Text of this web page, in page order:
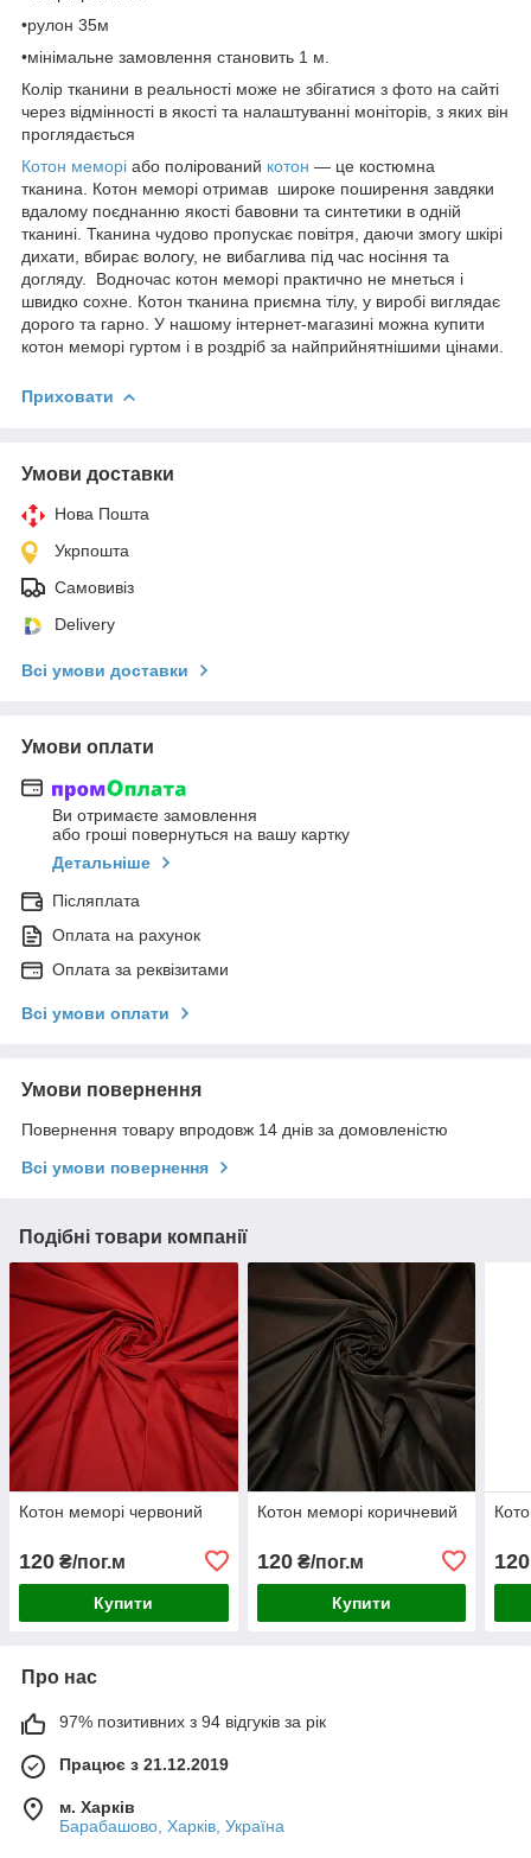
•рулон 35м
•мінімальне замовлення становить 1 м.
Колір тканини в реальності може не збігатися з фото на сайті
через відмінності в якості та налаштуванні моніторів, з яких він
проглядається
Котон меморі або полірований котон — це костюмна
тканина. Котон меморі отримав широке поширення завдяки
вдалому поєднанню якості бавовни та синтетики в одній
тканині. Тканина чудово пропускає повітря, даючи змогу шкірі
дихати, вбирає вологу, не вибаглива під час носіння та
догляду. Водночас котон меморі практично не мнеться і
швидко сохне. Котон тканина приємна тілу, у виробі виглядає
дорого та гарно. У нашому інтернет-магазині можна купити
котон меморі гуртом і в роздріб за найприйнятнішими цінами.
Приховати
Умови доставки
Нова Пошта
Укрпошта
Самовивіз
Delivery
Всі умови доставки
Умови оплати
Ви отримаєте замовлення
або гроші повернуться на вашу картку
Детальніше
Післяплата
Оплата на рахунок
Оплата за реквізитами
Всі умови оплати
Умови повернення
Повернення товару впродовж 14 днів за домовленістю
Всі умови повернення
Подібні товари компанії
Котон меморі червоний
120 ₴/пог.м
Купити
Котон меморі коричневий
120₴/пог.м
Купити
120
Про нас
97% позитивних з 94 відгуків за рік
Працює з 21.12.2019
м. Харків
Барабашово, Харків, Україна